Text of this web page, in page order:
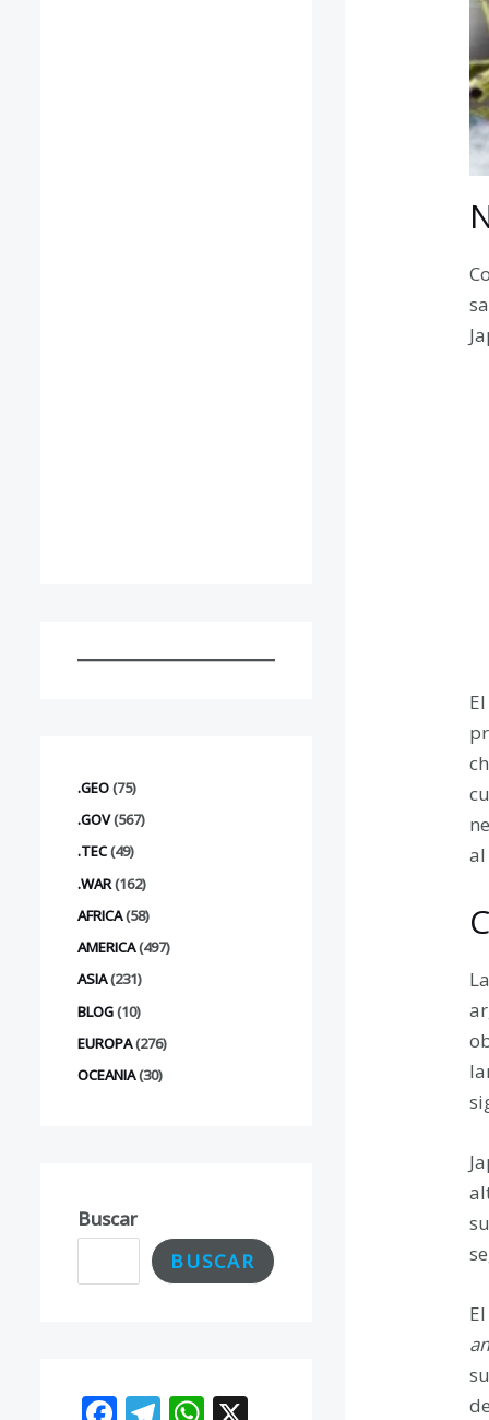
.GEO(75)
.GOV(567)
.TEC(49)
.WAR(162)
AFRICA(58)
AMERICA(497)
ASIA(231)
BLOG(10)
EUROPA(276)
OCEANIA(30)
Buscar
BUSCAR
al